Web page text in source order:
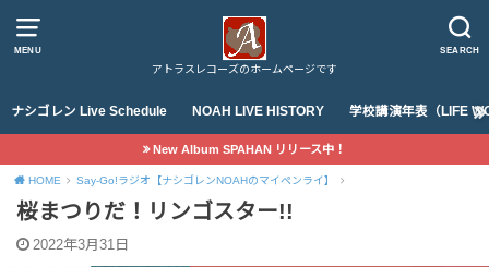
MENU SEARCH
アトラスレコーズのホームページです
ナシゴレン Live Schedule NOAH LIVE HISTORY 学校講演年表（LIFE
New Album SPAHAN リリース中！
HOME Say-Go!ラジオ【ナシゴレンNOAHのマイペンライ】
桜まつりだ！リンゴスター!!
2022年3月31日